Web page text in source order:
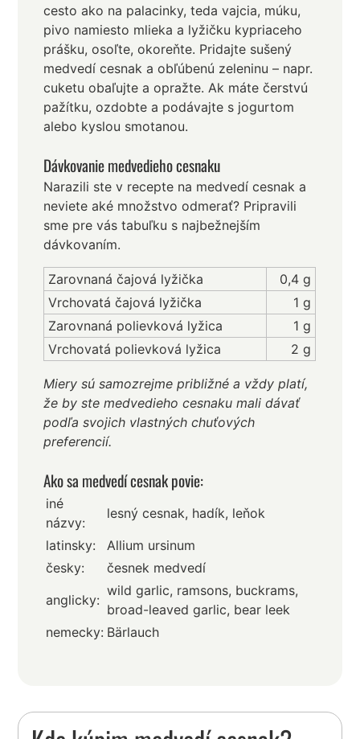
cesto ako na palacinky, teda vajcia, múku,
pivo namiesto mlieka a lyžičku kypriaceho
prášku, osoľte, okoreňte. Pridajte sušený
medvedí cesnak a obľúbenú zeleninu – napr.
cuketu obaľujte a opražte. Ak máte čerstvú
pažítku, ozdobte a podávajte s jogurtom
alebo kyslou smotanou.
Dávkovanie medvedieho cesnaku
Narazili ste v recepte na medvedí cesnak a
neviete aké množstvo odmerať? Pripravili
sme pre vás tabuľku s najbežnejším
dávkovaním.
Zarovnaná čajová lyžička
0,4 g
Vrchovatá čajová lyžička
1 g
Zarovnaná polievková lyžica
1 g
Vrchovatá polievková lyžica
2 g
Miery sú samozrejme približné a vždy platí,
že by ste medvedieho cesnaku mali dávať
podľa svojich vlastných chuťových
preferencií.
Ako sa medvedí cesnak povie:
iné
názvy:
lesný cesnak, hadík, leňok
latinsky:
Allium ursinum
česky:
česnek medvedí
anglicky:
wild garlic, ramsons, buckrams,
broad-leaved garlic, bear leek
nemecky: Bärlauch